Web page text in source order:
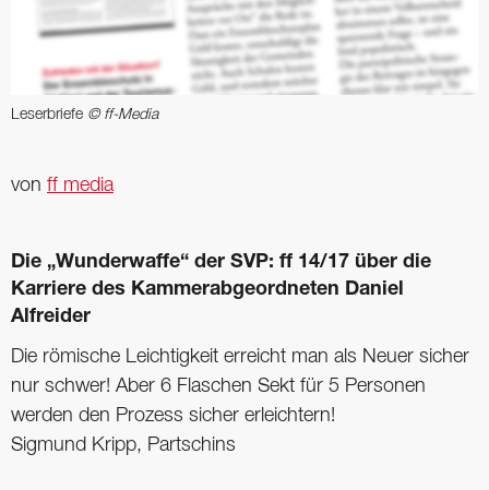
Leserbriefe © ff-Media
von ff media
Die „Wunderwaffe“ der SVP: ff 14/17 über die
Karriere des Kammerabgeordneten ­Daniel
Alfreider
Die römische Leichtigkeit erreicht man als Neuer sicher
nur schwer! Aber 6 Flaschen Sekt für 5 Personen
werden den Prozess sicher erleichtern!
Sigmund Kripp, Partschins